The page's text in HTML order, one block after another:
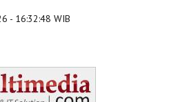
- 16:32:48 WIB